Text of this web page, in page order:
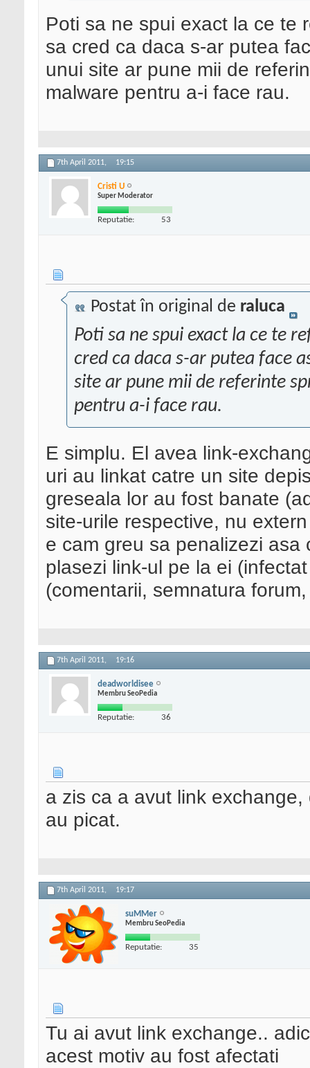
Poti sa ne spui exact la ce te
sa cred ca daca s-ar putea
unui site ar pune mii de
malware pentru a-i face rau.
7th April 2011, 19:15
Cristi U
Super Moderator
Reputatie: 53
Postat în original de raluca
Poti sa ne spui exact la ce te
cred ca daca s-ar putea face
site ar pune mii de referinte
pentru a-i face rau.
E simplu. El avea link-
uri au linkat catre un site
greseala lor au fost banate
site-urile respective, nu
e cam greu sa penalizezi
plasezi link-ul pe la ei
(comentarii, semnatura
7th April 2011, 19:16
deadworldisee
Membru SeoPedia
Reputatie: 36
a zis ca a avut link
au picat.
7th April 2011, 19:17
suMMer
Membru SeoPedia
Reputatie: 35
Tu ai avut link exchange..
acest motiv au fost afectati